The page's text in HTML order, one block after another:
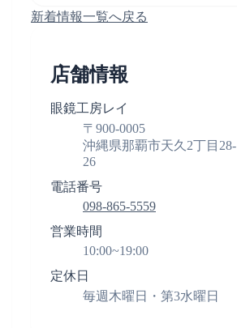
新着情報一覧へ戻る
店舗情報
眼鏡工房レイ
〒900-0005
沖縄県那覇市天久2丁目28-
26
電話番号
098-865-5559
営業時間
10:00~19:00
定休日
毎週木曜日・第3水曜日